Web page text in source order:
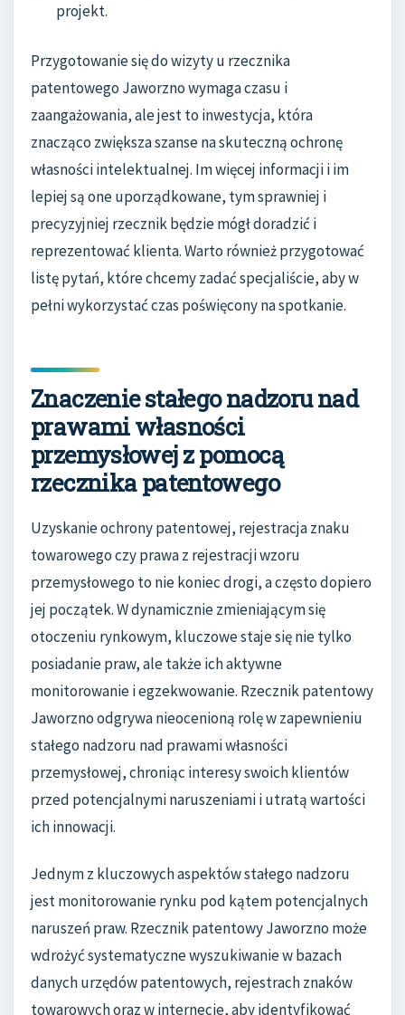
projekt.
Przygotowanie się do wizyty u rzecznika
patentowego Jaworzno wymaga czasu i
zaangażowania, ale jest to inwestycja, która
znacząco zwiększa szanse na skuteczną ochronę
własności intelektualnej. Im więcej informacji i im
lepiej są one uporządkowane, tym sprawniej i
precyzyjniej rzecznik będzie mógł doradzić i
reprezentować klienta. Warto również przygotować
listę pytań, które chcemy zadać specjaliście, aby w
pełni wykorzystać czas poświęcony na spotkanie.
Znaczenie stałego nadzoru nad
prawami własności
przemysłowej z pomocą
rzecznika patentowego
Uzyskanie ochrony patentowej, rejestracja znaku
towarowego czy prawa z rejestracji wzoru
przemysłowego to nie koniec drogi, a często dopiero
jej początek. W dynamicznie zmieniającym się
otoczeniu rynkowym, kluczowe staje się nie tylko
posiadanie praw, ale także ich aktywne
monitorowanie i egzekwowanie. Rzecznik patentowy
Jaworzno odgrywa nieocenioną rolę w zapewnieniu
stałego nadzoru nad prawami własności
przemysłowej, chroniąc interesy swoich klientów
przed potencjalnymi naruszeniami i utratą wartości
ich innowacji.
Jednym z kluczowych aspektów stałego nadzoru
jest monitorowanie rynku pod kątem potencjalnych
naruszeń praw. Rzecznik patentowy Jaworzno może
wdrożyć systematyczne wyszukiwanie w bazach
danych urzędów patentowych, rejestrach znaków
towarowych oraz w internecie, aby identyfikować